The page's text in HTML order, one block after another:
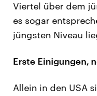
Viertel über dem
es sogar
jüngsten Niveau
Erste Einigungen,
Allein in den USA